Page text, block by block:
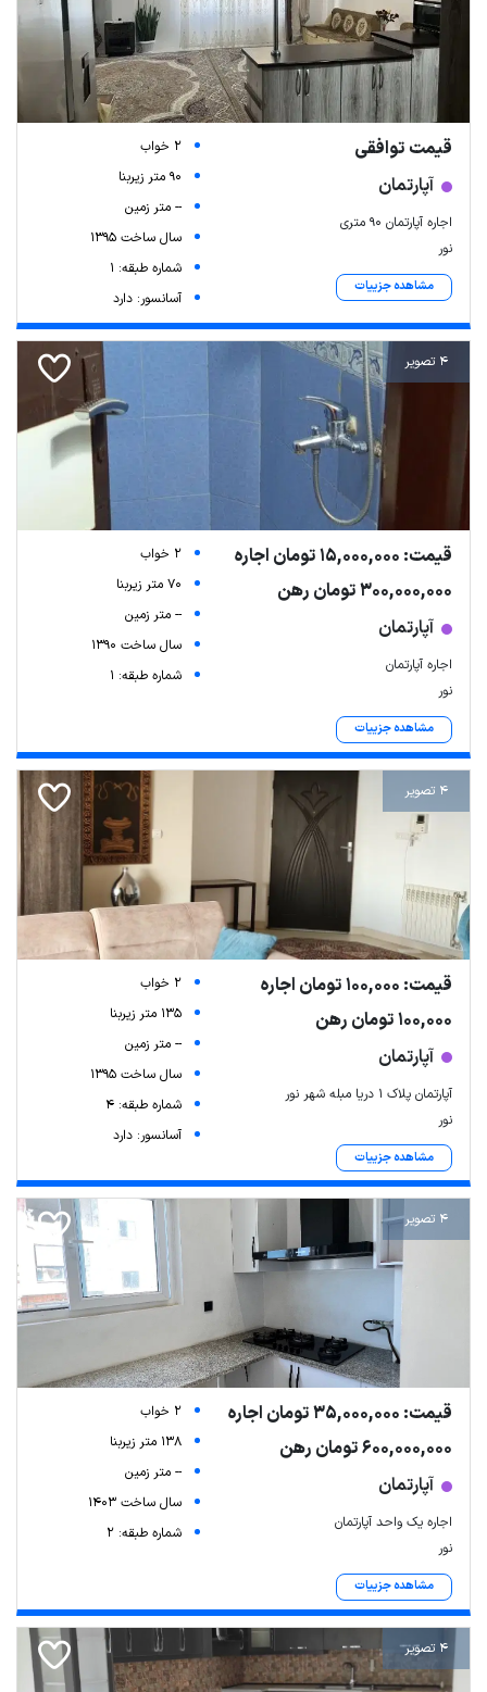
قیمت توافقی
آپارتمان
اجاره آپارتمان ۹۰ متری
نور
مشاهده جزییات
2 خواب
90 متر زیربنا
-- متر زمین
سال ساخت 1395
شماره طبقه: 1
آسانسور: دارد
4 تصویر
قیمت: 15,000,000 تومان اجاره
300,000,000 تومان رهن
آپارتمان
اجاره آپارتمان
نور
مشاهده جزییات
2 خواب
70 متر زیربنا
-- متر زمین
سال ساخت 1390
شماره طبقه: 1
4 تصویر
قیمت: 100,000 تومان اجاره
100,000 تومان رهن
آپارتمان
آپارتمان پلاک ۱ دریا مبله شهر نور
نور
مشاهده جزییات
2 خواب
135 متر زیربنا
-- متر زمین
سال ساخت 1395
شماره طبقه: 4
آسانسور: دارد
4 تصویر
قیمت: 35,000,000 تومان اجاره
600,000,000 تومان رهن
آپارتمان
اجاره یک واحد آپارتمان
نور
مشاهده جزییات
2 خواب
138 متر زیربنا
-- متر زمین
سال ساخت 1403
شماره طبقه: 2
4 تصویر